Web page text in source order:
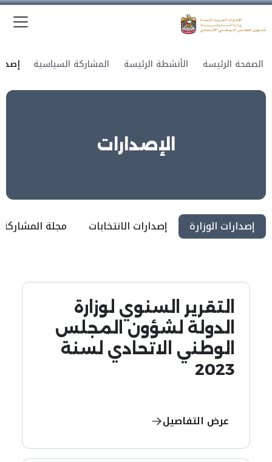
الصفحة الرئيسة الأنشطة الرئيسة المشاركة السياسية
الإصدارات
إصدارات الوزارة إصدارات الانتخابات مجلة
التقرير السنوي لوزارة
الدولة لشؤون المجلس
الوطني الاتحادي لسنة
2023
عرض التفاصيل